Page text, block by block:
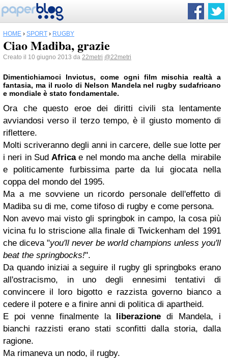
HOME › SPORT › RUGBY
Ciao Madiba, grazie
Creato il 10 giugno 2013 da 22metri @22metri
Dimentichiamoci Invictus, come ogni film mischia realtà a
fantasia, ma il ruolo di Nelson Mandelanel rugby sudafricano
e mondiale è stato fondamentale.
Ora che questo eroe dei diritti civili sta lentamente
avviandosi verso il terzo tempo, è il giusto momento di
riflettere.
Molti scriveranno degli anni in carcere, delle sue lotte per
i neri in Sud Africae nel mondo ma anche della mirabile
e politicamente furbissima parte da lui giocata nella
coppa del mondo del 1995.
Ma a me sovviene un ricordo personale dell'effetto di
Madiba su di me, come tifoso di rugby e come persona.
Non avevo mai visto gli springbok in campo, la cosa più
vicina fu lo striscione alla finale di Twickenham del 1991
che diceva "you'll never be world champions unless you'll
beat the springbocks!".
Da quando iniziai a seguire il rugby gli springboks erano
all'ostracismo, in uno degli ennesimi tentativi di
convincere il loro bigotto e razzista governo bianco a
cedere il potere e a finire anni di politica di apartheid.
E poi venne finalmente la liberazione di Mandela, i
bianchi razzisti erano stati sconfitti dalla storia, dalla
ragione.
Ma rimaneva un nodo, il rugby.